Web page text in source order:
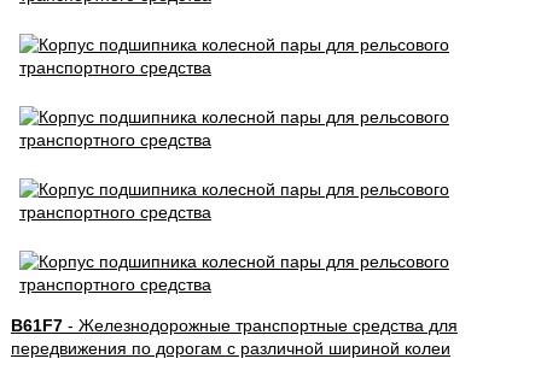
B61F7- Железнодорожные транспортные средства для
передвижения по дорогам с различной шириной колеи